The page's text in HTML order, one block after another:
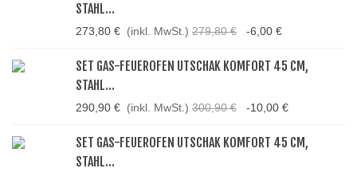
STAHL...
273,80 € (inkl. MwSt.) 279,80 € -6,00 €
SET GAS-FEUEROFEN UTSCHAK KOMFORT 45 CM,
STAHL...
290,90 € (inkl. MwSt.) 300,90 € -10,00 €
SET GAS-FEUEROFEN UTSCHAK KOMFORT 45 CM,
STAHL...